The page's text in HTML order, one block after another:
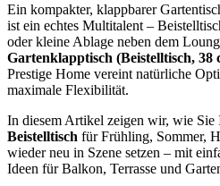
Ein kompakter, klappbarer
ist ein echtes Multitalent –
oder kleine Ablage neben dem
Gartenklapptisch (Beistelltisch,
Prestige Home vereint natürliche
maximale Flexibilität.
In diesem Artikel zeigen wir, wie Sie
Beistelltisch für Frühling, Sommer,
wieder neu in Szene setzen – mit
Ideen für Balkon, Terrasse und